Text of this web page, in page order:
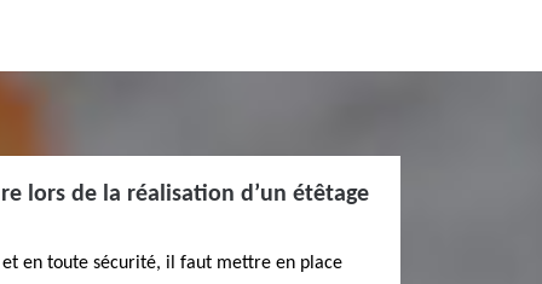
lors de la réalisation d’un étêtage
et en toute sécurité, il faut mettre en place